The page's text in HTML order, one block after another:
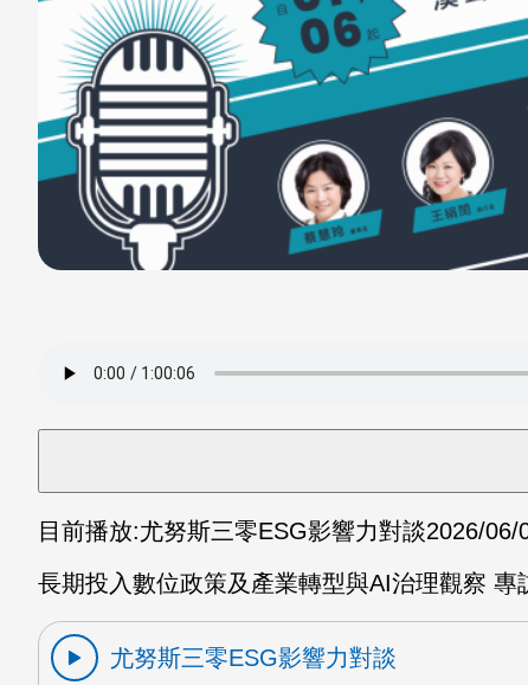
目前播放:尤努斯三零ESG影響力對談2026/06/
長期投入數位政策及產業轉型與AI治理觀察
尤努斯三零ESG影響力對談